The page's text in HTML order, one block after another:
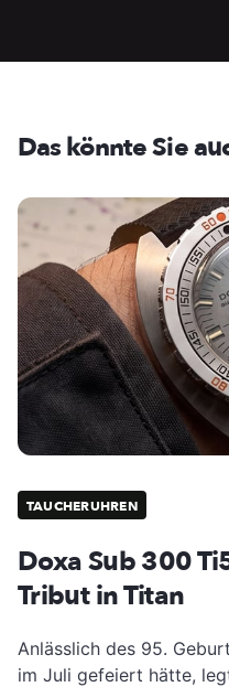
Das könnte Sie
TAUCHERUHREN
Doxa Sub 300
Tribut in Titan
Anlässlich des 95.
im Juli gefeiert hätte,